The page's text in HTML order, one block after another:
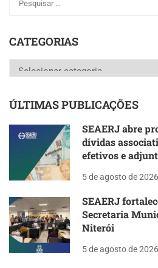
CATEGORIAS
Categorias
ÚLTIMAS PUBLICAÇÕES
SEAERJ abre
dívidas
efetivos e
5 de agosto de 2026
SEAERJ
Secretaria
Niterói
5 de agosto de 2026